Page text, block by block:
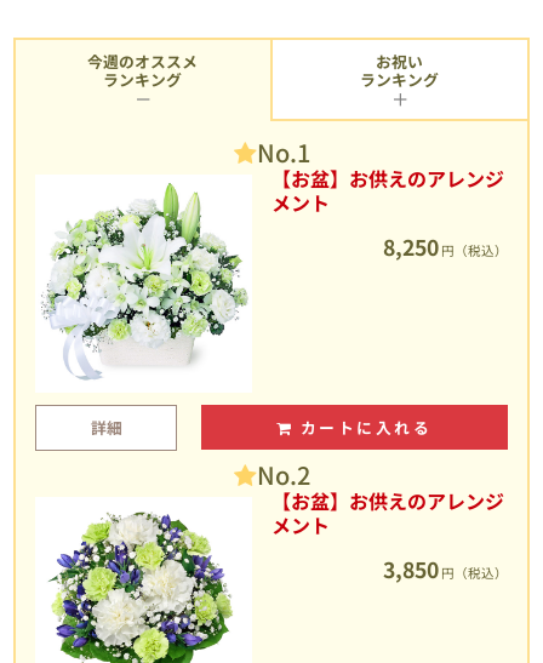
今週のオススメ
ランキング
No.1
【お盆】お供えのアレンジ
メント
8,250 円（税込）
詳細 カートに入れる
No.2
【お盆】お供えのアレンジ
メント
3,850 円（税込）
お祝い
ランキング